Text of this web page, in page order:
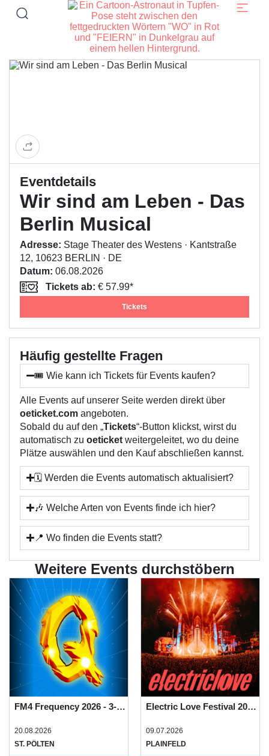
Eventdetails
Wir sind am Leben - Das
Berlin Musical
Adresse: Stage Theater des Westens · Kantstraße
12, 10623 BERLIN · DE
Datum: 06.08.2026
Tickets ab: € 57.99*
Tickets
Häufig gestellte Fragen
🎟️ Wie kann ich Tickets für Events kaufen?
Alle Events auf unserer Seite werden direkt über
oeticket.com angeboten.
Sobald du auf den „Tickets“-Button klickst, wirst du
automatisch zu oeticket weitergeleitet, wo du deine
Plätze auswählen und den Kauf abschließen kannst.
🗓️ Werden die Events automatisch aktualisiert?
🎶 Welche Arten von Events finde ich hier?
📍 Wo finden die Events statt?
Weitere Events durchstöbern
FM4 Frequency 2026 - 3-Tages-Festivalpass
20.08.2026
ST. PÖLTEN
Electric Love Festival 2026 - Basic Camping
09.07.2026
PLAINFELD